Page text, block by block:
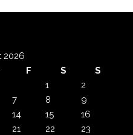
2026
F S
S
1
2
7 8
9
14 15
16
21 22
23